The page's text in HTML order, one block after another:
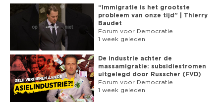
► BITCHUTE:
https://www.bitchute.com/channel/fvdnl
► GAB: https://gab.com/fvdnl
► WEBSITE:
https://fvd.nl
☻ SUBSCRIBE NU:
https://www.youtube.com/channel/UC9H9K7oSpte0uWBofdW4UiA?
sub_confirmation=1
“Immigratie is het grootste
probleem van onze tijd” | Thierry
Baudet
Forum voor Democratie
1 week geleden
De industrie achter de
massamigratie: subsidiestromen
uitgelegd door Russcher (FVD)
Forum voor Democratie
1 week geleden